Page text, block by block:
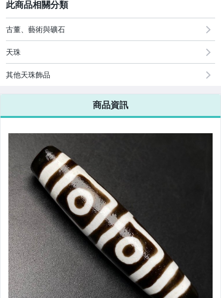
其它
[全店] 追蹤本賣場立減60元【粉絲轉享】
古董、藝術與礦石
天珠
其他天珠飾品
商品資訊